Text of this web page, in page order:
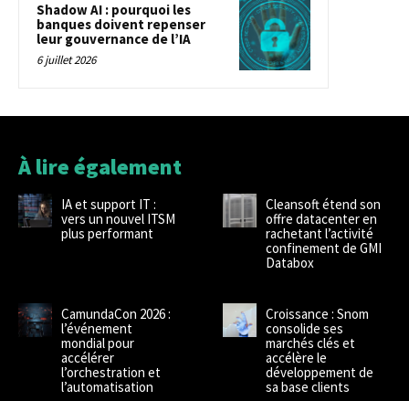
Shadow AI : pourquoi les
banques doivent repenser
leur gouvernance de l’IA
6 juillet 2026
À lire également
IA et support IT :
vers un nouvel ITSM
plus performant
Cleansoft étend son
offre datacenter en
rachetant l’activité
confinement de GMI
Databox
CamundaCon 2026 :
l’événement
mondial pour
accélérer
l’orchestration et
l’automatisation
Croissance : Snom
consolide ses
marchés clés et
accélère le
développement de
sa base clients